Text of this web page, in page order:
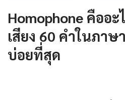
Homophone คืออะ
เสียง 60 คำในภา
บ่อยที่สุด